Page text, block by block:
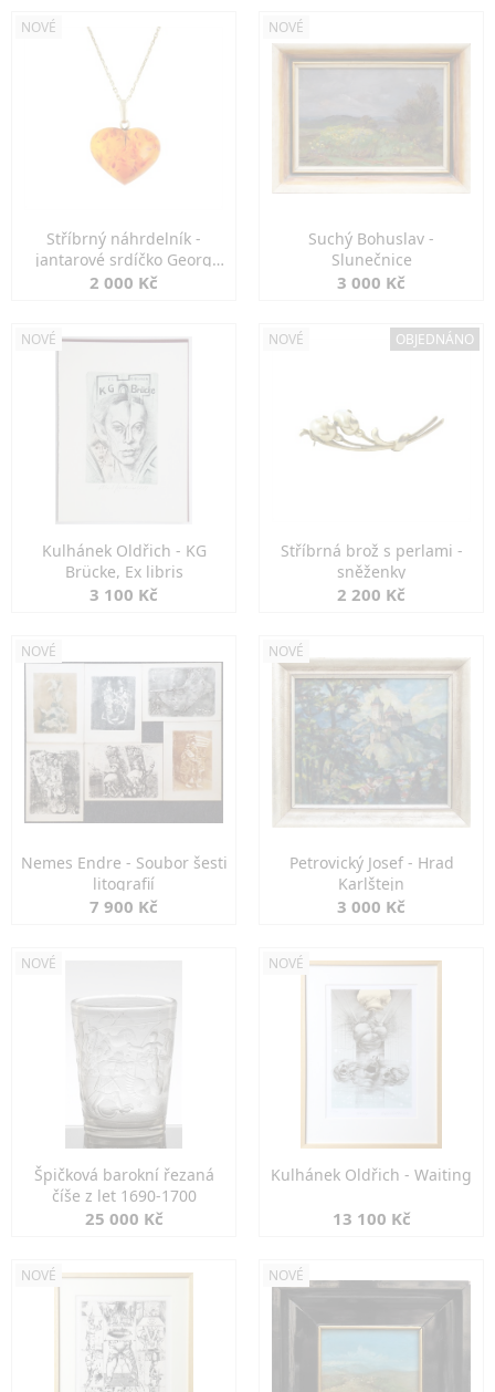
NOVÉ
Stříbrný náhrdelník -
jantarové srdíčko Georg
Kramer
2 000 Kč
NOVÉ
Suchý Bohuslav -
Slunečnice
3 000 Kč
NOVÉ
Kulhánek Oldřich - KG
Brücke, Ex libris
3 100 Kč
NOVÉ OBJEDNÁNO
Stříbrná brož s perlami -
sněženky
2 200 Kč
NOVÉ
Nemes Endre - Soubor šesti
litografií
7 900 Kč
NOVÉ
Petrovický Josef - Hrad
Karlštejn
3 000 Kč
NOVÉ
Špičková barokní řezaná
číše z let 1690-1700
25 000 Kč
NOVÉ
Kulhánek Oldřich - Waiting
13 100 Kč
NOVÉ NOVÉ